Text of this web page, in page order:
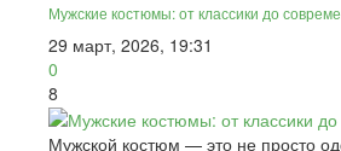
Мужские костюмы: от классики до
29 март, 2026, 19:31
0
8
Мужской костюм — это не просто